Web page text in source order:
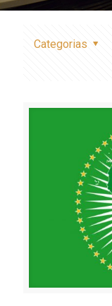
Categorias